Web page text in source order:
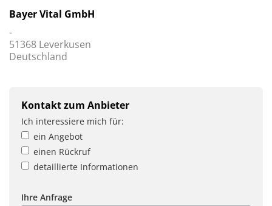
Bayer Vital GmbH
-
51368 Leverkusen
Deutschland
Kontakt zum Anbieter
Ich interessiere mich für:
ein Angebot
einen Rückruf
detaillierte Informationen
Ihre Anfrage